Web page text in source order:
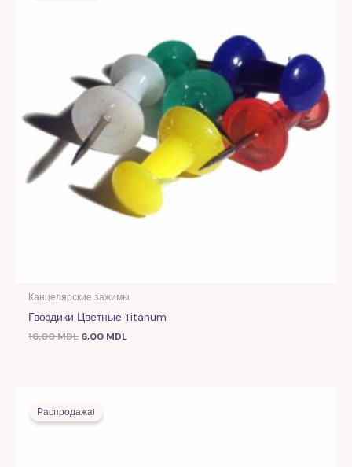
Канцелярские зажимы
Гвоздики Цветные Titanum
16,00MDL 6,00 MDL
Распродажа!
составляла